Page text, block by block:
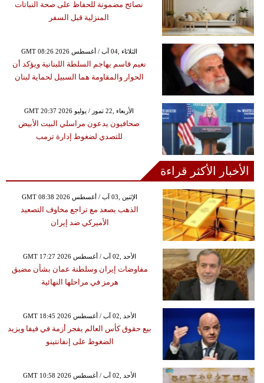
نصائح مضمونة للحفاظ على صحة النباتات
المنزلية قبل السفر
GMT 08:26 2026 الثلاثاء ,04 آب / أغسطس
نعيم قاسم يهاجم السلطة اللبنانية ويؤكد أن
الحوار والمقاومة هما السبيل لحماية لبنان
GMT 20:37 2026 الأربعاء ,22 تموز / يوليو
صحافيون يدعون مراسلي البيت الأبيض
للتصدي لضغوط إدارة ترمب
الأخبار الأكثر قراءة
GMT 08:38 2026 الإثنين ,03 آب / أغسطس
الذهب يصعد مع تراجع مخاوف التصعيد
الأميركي ضد إيران
GMT 17:27 2026 الأحد ,02 آب / أغسطس
مفاوضات إيران وسلطنة عمان بشأن مضيق
هرمز في مراحلها النهائية
GMT 18:45 2026 الأحد ,02 آب / أغسطس
بيع حقوق كأس العالم يفجر أزمة في فيفا ويزيد
الضغوط على إنفانتينو
GMT 10:58 2026 الأحد ,02 آب / أغسطس